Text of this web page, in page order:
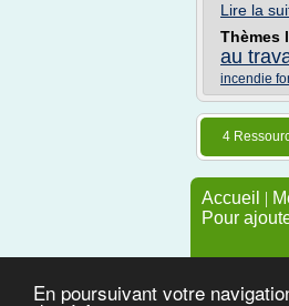
En poursuivant votre
Lire la
Thèmes
au
incendie
4
Accueil |
Pour